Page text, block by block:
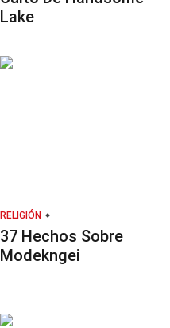
Lake
RELIGIÓN
37 Hechos Sobre
Modekngei